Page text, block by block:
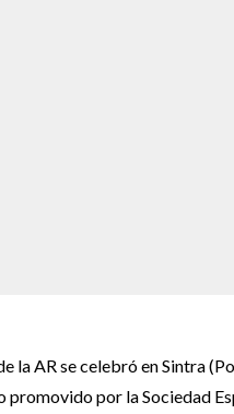
la AR se celebró en Sintra
por la Sociedad